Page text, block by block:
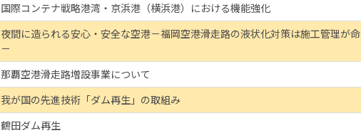
国際コンテナ戦略港湾・京浜港（横浜港）における機能強化
夜間に造られる安心・安全な空港－福岡空港滑走路の液状化対策は施工管理が命
－
那覇空港滑走路増設事業について
我が国の先進技術「ダム再生」の取組み
鶴田ダム再生